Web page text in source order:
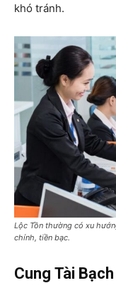
khó tránh.
Lộc Tồn thường có xu
chính, tiền bạc.
Cung Tài Bạch